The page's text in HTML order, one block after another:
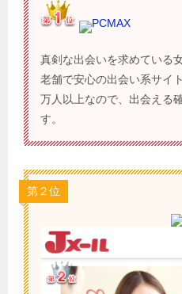
PCMAX
真剣な出会いを求めている
老舗で安心の出会い系サイ
万人以上なので、出会える
す。
第２位